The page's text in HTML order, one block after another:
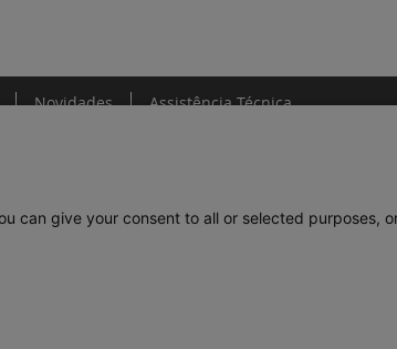
Novidades Assistência Técnica
can give your consent to all or selected purposes,